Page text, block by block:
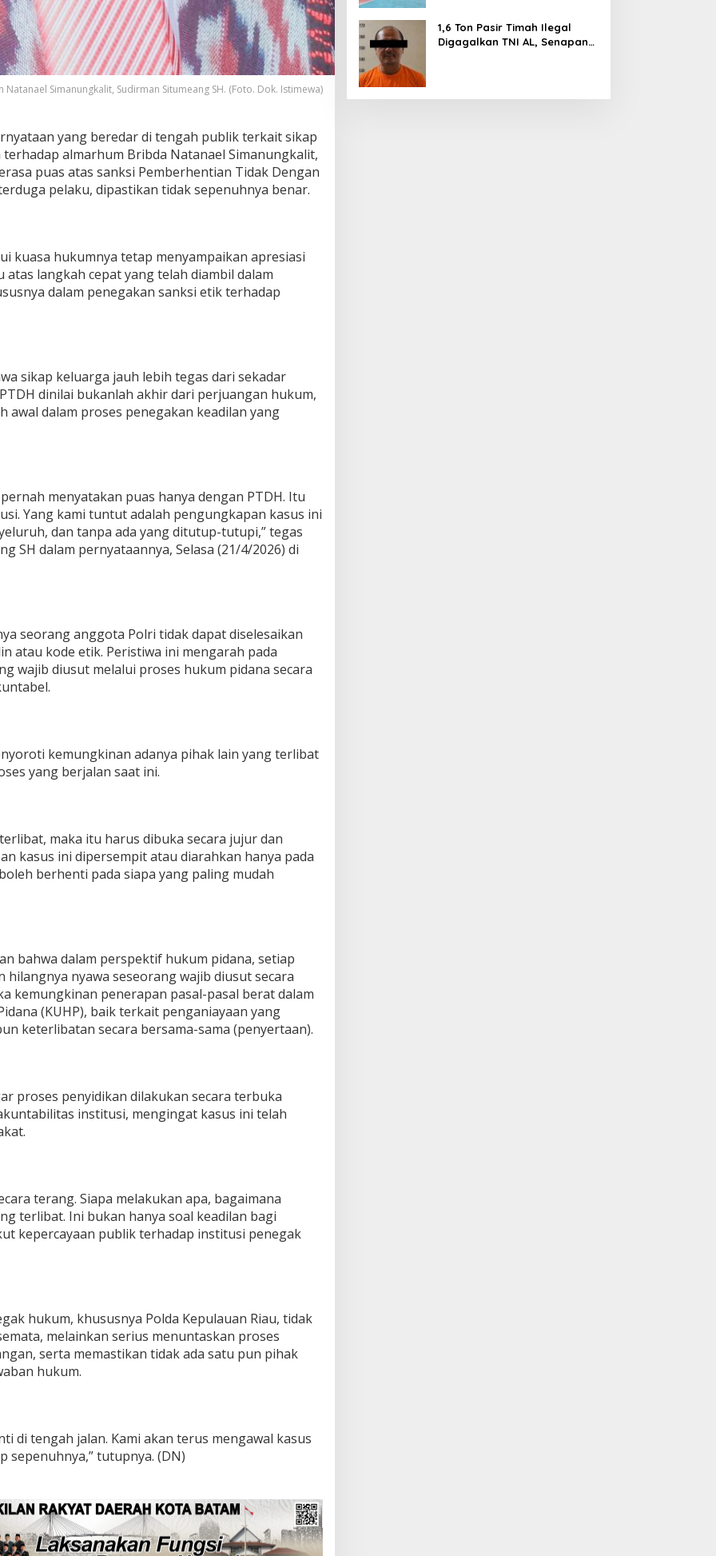
Simanungkalit, Sudirman Situmeang SH. (Foto. Dok. Istimewa)
yang beredar di tengah publik terkait sikap
almarhum Bribda Natanael Simanungkalit,
puas atas sanksi Pemberhentian Tidak Dengan
pelaku, dipastikan tidak sepenuhnya benar.
kuasa hukumnya tetap menyampaikan apresiasi
atas langkah cepat yang telah diambil dalam
dalam penegakan sanksi etik terhadap
sikap keluarga jauh lebih tegas dari sekadar
dinilai bukanlah akhir dari perjuangan hukum,
awal dalam proses penegakan keadilan yang
menyatakan puas hanya dengan PTDH. Itu
Yang kami tuntut adalah pengungkapan kasus ini
dan tanpa ada yang ditutup-tutupi,” tegas
SH dalam pernyataannya, Selasa (21/4/2026) di
seorang anggota Polri tidak dapat diselesaikan
atau kode etik. Peristiwa ini mengarah pada
wajib diusut melalui proses hukum pidana secara
kemungkinan adanya pihak lain yang terlibat
yang berjalan saat ini.
maka itu harus dibuka secara jujur dan
kasus ini dipersempit atau diarahkan hanya pada
berhenti pada siapa yang paling mudah
bahwa dalam perspektif hukum pidana, setiap
nyawa seseorang wajib diusut secara
kemungkinan penerapan pasal-pasal berat dalam
(KUHP), baik terkait penganiayaan yang
keterlibatan secara bersama-sama (penyertaan).
proses penyidikan dilakukan secara terbuka
institusi, mengingat kasus ini telah
terang. Siapa melakukan apa, bagaimana
terlibat. Ini bukan hanya soal keadilan bagi
kepercayaan publik terhadap institusi penegak
hukum, khususnya Polda Kepulauan Riau, tidak
melainkan serius menuntaskan proses
serta memastikan tidak ada satu pun pihak
hukum.
di tengah jalan. Kami akan terus mengawal kasus
sepenuhnya,” tutupnya. (DN)
1,6 Ton Pasir Timah Ilegal
Digagalkan TNI AL, Senapan